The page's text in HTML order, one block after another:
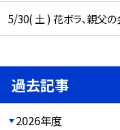
5/30( 土 ) 花ボラ、親父
過去記事
2026年度